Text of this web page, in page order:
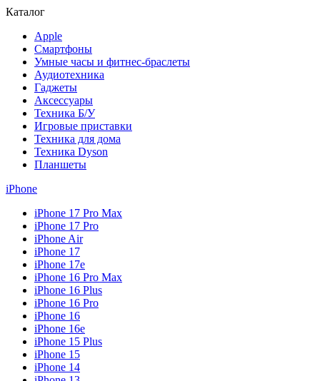
Каталог
Apple
Смартфоны
Умные часы и фитнес-браслеты
Аудиотехника
Гаджеты
Аксессуары
Техника Б/У
Игровые приставки
Техника для дома
Техника Dyson
Планшеты
iPhone
iPhone 17 Pro Max
iPhone 17 Pro
iPhone Air
iPhone 17
iPhone 17e
iPhone 16 Pro Max
iPhone 16 Plus
iPhone 16 Pro
iPhone 16
iPhone 16e
iPhone 15 Plus
iPhone 15
iPhone 14